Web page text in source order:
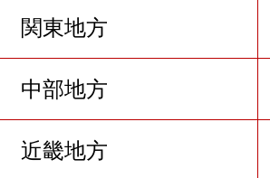
関東地方
中部地方
近畿地方